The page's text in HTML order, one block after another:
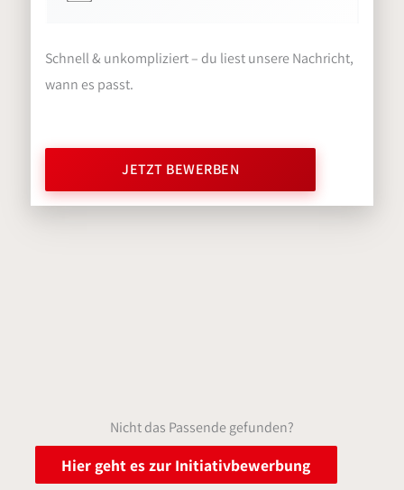
Schnell & unkompliziert – du liest unsere Nachricht,
wann es passt.
JETZT BEWERBEN
Nicht das Passende gefunden?
Hier geht es zur Initiativbewerbung